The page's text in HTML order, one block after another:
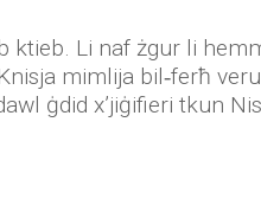
Li naf żgur li
mimlija bil‑ferħ
ġdid x’jiġifieri tkun